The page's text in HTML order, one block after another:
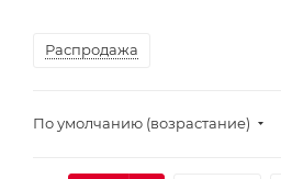
Распродажа
По умолчанию (возрастание)